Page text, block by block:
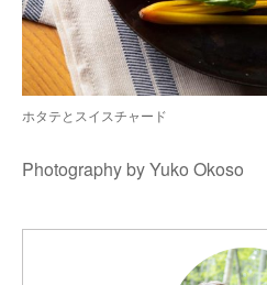
ホタテとスイスチャード
Photography by Yuko Okoso